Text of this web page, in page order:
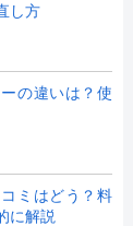
し方
の違いは？使
ミはどう？料
に解説